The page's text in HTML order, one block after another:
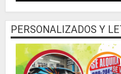
PERSONALIZADOS Y